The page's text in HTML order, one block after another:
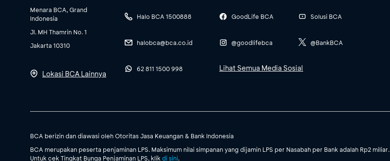
Menara BCA, Grand
Indonesia
Jl. MH Thamrin No. 1
Jakarta 10310
Lokasi BCA Lainnya
Halo BCA 1500888
halobca@bca.co.id
62 811 1500 998
GoodLife BCA
@goodlifebca
Solusi BCA
@BankBCA
Lihat Semua Media Sosial
BCA berizin dan diawasi oleh Otoritas Jasa Keuangan & Bank Indonesia
BCA merupakan peserta penjaminan LPS. Maksimum nilai simpanan yang dijamin LPS per Nasabah per Bank adalah Rp2 miliar.
Untuk cek Tingkat Bunga Penjaminan LPS, klik di sini.